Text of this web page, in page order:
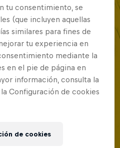
tu consentimiento, se
(que incluyen aquellas
similares para fines de
tu experiencia en
mediante la
en el pie de página en
información, consulta la
Configuración de cookies
de cookies